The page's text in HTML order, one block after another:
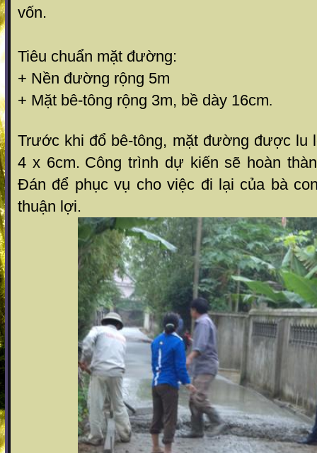
vốn.
Tiêu chuẩn mặt đường:
+ Nền đường rộng 5m
+ Mặt bê-tông rộng 3m, bề dày 16cm.
Trước khi đổ bê-tông, mặt đường được lu
4 x 6cm. Công trình dự kiến sẽ hoàn
Đán để phục vụ cho việc đi lại của bà
thuận lợi.